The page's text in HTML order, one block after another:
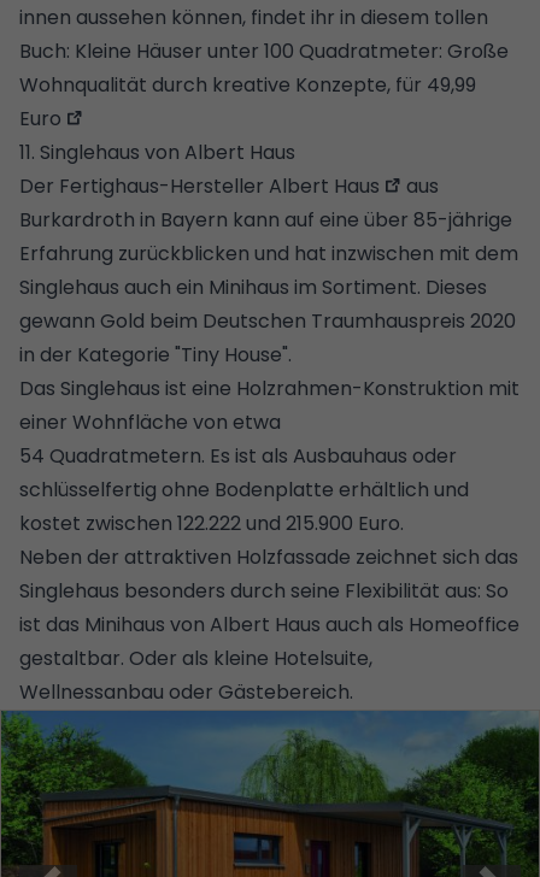
innen aussehen können, findet ihr in diesem tollen
Buch: Kleine Häuser unter 100 Quadratmeter: Große
Wohnqualität durch kreative Konzepte, für 49,99
Euro
11. Singlehaus von Albert Haus
Der Fertighaus-Hersteller Albert Haus
aus
Burkardroth in Bayern kann auf eine über 85-jährige
Erfahrung zurückblicken und hat inzwischen mit dem
Singlehaus auch ein Minihaus im Sortiment. Dieses
gewann Gold beim Deutschen Traumhauspreis 2020
in der Kategorie "Tiny House".
Das Singlehaus ist eine Holzrahmen-Konstruktion mit
einer Wohnfläche von etwa
54 Quadratmetern. Es ist als Ausbauhaus oder
schlüsselfertig ohne Bodenplatte erhältlich und
kostet zwischen 122.222 und 215.900 Euro.
Neben der attraktiven Holzfassade zeichnet sich das
Singlehaus besonders durch seine Flexibilität aus: So
ist das Minihaus von Albert Haus auch als Homeoffice
gestaltbar. Oder als kleine Hotelsuite,
Wellnessanbau oder Gästebereich.